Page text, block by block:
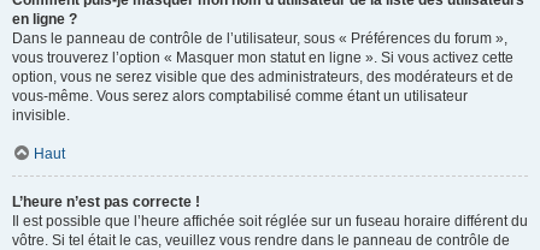
en ligne ?
Dans le panneau de contrôle de l’utilisateur, sous « Préférences du forum »,
vous trouverez l’option « Masquer mon statut en ligne ». Si vous activez cette
option, vous ne serez visible que des administrateurs, des modérateurs et de
vous-même. Vous serez alors comptabilisé comme étant un utilisateur
invisible.
Haut
L’heure n’est pas correcte !
Il est possible que l’heure affichée soit réglée sur un fuseau horaire différent du
vôtre. Si tel était le cas, veuillez vous rendre dans le panneau de contrôle de